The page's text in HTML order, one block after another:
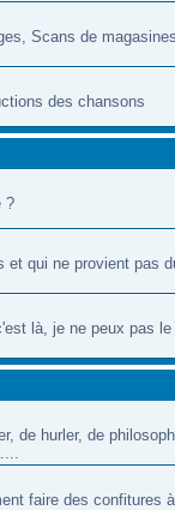
Scans de
des chansons
?
et qui ne provient pas
là, je ne peux pas
de hurler, de
faire des confitures